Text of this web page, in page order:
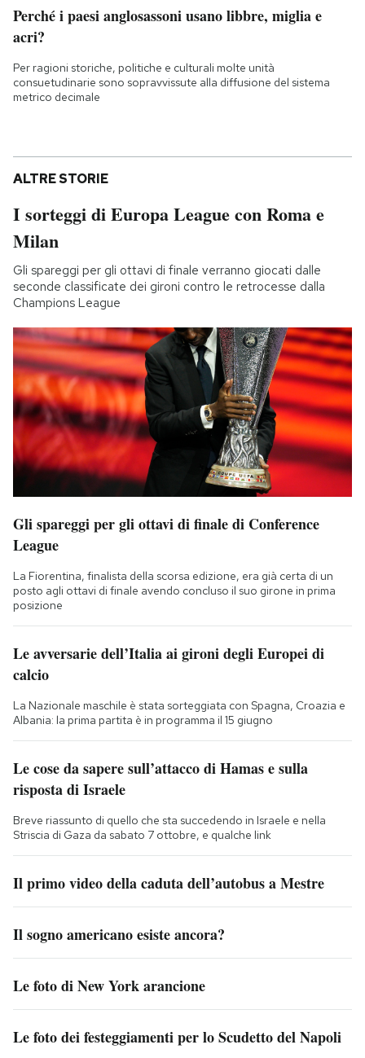
Perché i paesi anglosassoni usano libbre, miglia e
acri?
Per ragioni storiche, politiche e culturali molte unità
consuetudinarie sono sopravvissute alla diffusione del sistema
metrico decimale
ALTRE STORIE
I sorteggi di Europa League con Roma e
Milan
Gli spareggi per gli ottavi di finale verranno giocati dalle
seconde classificate dei gironi contro le retrocesse dalla
Champions League
Gli spareggi per gli ottavi di finale di Conference
League
La Fiorentina, finalista della scorsa edizione, era già certa di un
posto agli ottavi di finale avendo concluso il suo girone in prima
posizione
Le avversarie dell’Italia ai gironi degli Europei di
calcio
La Nazionale maschile è stata sorteggiata con Spagna, Croazia e
Albania: la prima partita è in programma il 15 giugno
Le cose da sapere sull’attacco di Hamas e sulla
risposta di Israele
Breve riassunto di quello che sta succedendo in Israele e nella
Striscia di Gaza da sabato 7 ottobre, e qualche link
Il primo video della caduta dell’autobus a Mestre
Il sogno americano esiste ancora?
Le foto di New York arancione
Le foto dei festeggiamenti per lo Scudetto del Napoli